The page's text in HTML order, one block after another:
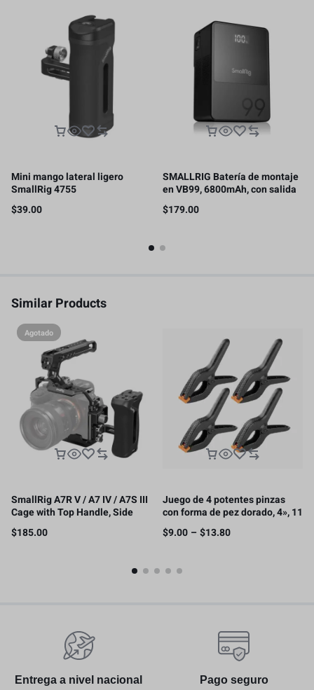
Mini mango lateral ligero
SmallRig 4755
$39.00
SMALLRIG Batería de montaje
en VB99, 6800mAh, con salida
de 100 W, carga completa 2H
$179.00
Similar Products
Agotado
SmallRig A7R V / A7 IV / A7S III
Cage with Top Handle, Side
Handgrip and Clamp for HDMI
Cable -3669C
$185.00
Juego de 4 potentes pinzas
con forma de pez dorado, 4», 11
cm
$9.00 – $13.80
Entrega a nivel nacional Pago seguro